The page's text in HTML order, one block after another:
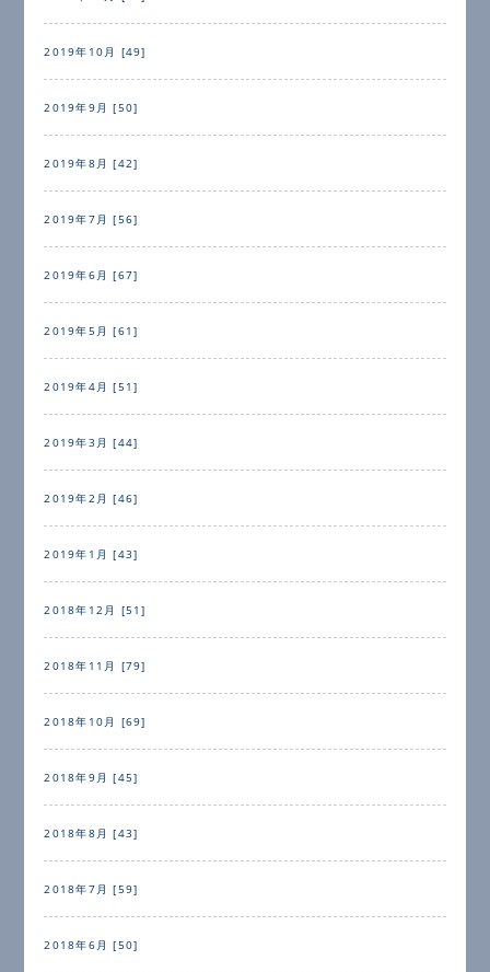
2019年10月 [49]
2019年9月 [50]
2019年8月 [42]
2019年7月 [56]
2019年6月 [67]
2019年5月 [61]
2019年4月 [51]
2019年3月 [44]
2019年2月 [46]
2019年1月 [43]
2018年12月 [51]
2018年11月 [79]
2018年10月 [69]
2018年9月 [45]
2018年8月 [43]
2018年7月 [59]
2018年6月 [50]